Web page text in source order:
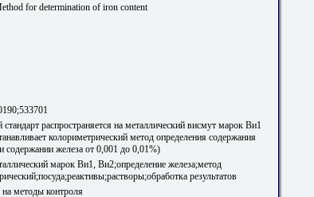
for determination of iron content
распространяется на металлический висмут марок Ви1
колориметрический метод определения содержания
содержании железа от 0,001 до 0,01%)
марок Ви1, Ви2;определение железа;метод
результатов
методы контроля